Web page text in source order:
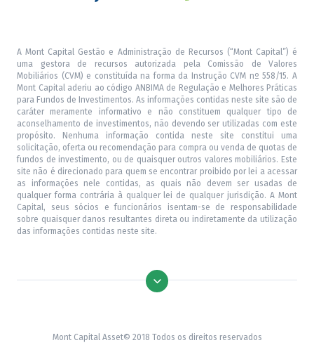
A Mont Capital Gestão e Administração de Recursos (“Mont Capital”) é
uma gestora de recursos autorizada pela Comissão de Valores
Mobiliários (CVM) e constituída na forma da Instrução CVM nº 558/15. A
Mont Capital aderiu ao código ANBIMA de Regulação e Melhores Práticas
para Fundos de Investimentos. As informações contidas neste site são de
caráter meramente informativo e não constituem qualquer tipo de
aconselhamento de investimentos, não devendo ser utilizadas com este
propósito. Nenhuma informação contida neste site constitui uma
solicitação, oferta ou recomendação para compra ou venda de quotas de
fundos de investimento, ou de quaisquer outros valores mobiliários. Este
site não é direcionado para quem se encontrar proibido por lei a acessar
as informações nele contidas, as quais não devem ser usadas de
qualquer forma contrária à qualquer lei de qualquer jurisdição. A Mont
Capital, seus sócios e funcionários isentam-se de responsabilidade
sobre quaisquer danos resultantes direta ou indiretamente da utilização
das informações contidas neste site.
Mont Capital Asset© 2018 Todos os direitos reservados